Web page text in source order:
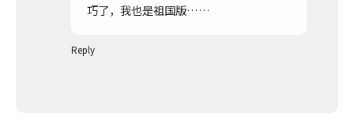
巧了，我也是祖国版……
Reply